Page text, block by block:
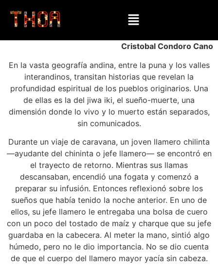
Cristobal Condoro Cano
En la vasta geografía andina, entre la puna y los valles
interandinos, transitan historias que revelan la
profundidad espiritual de los pueblos originarios. Una
de ellas es la del jiwa iki, el sueño-muerte, una
dimensión donde lo vivo y lo muerto están separados,
sin comunicados.
Durante un viaje de caravana, un joven llamero chilinta
—ayudante del chininta o jefe llamero— se encontró en
el trayecto de retorno. Mientras sus llamas
descansaban, encendió una fogata y comenzó a
preparar su infusión. Entonces reflexionó sobre los
sueños que había tenido la noche anterior. En uno de
ellos, su jefe llamero le entregaba una bolsa de cuero
con un poco del tostado de maíz y charque que su jefe
guardaba en la cabecera. Al meter la mano, sintió algo
húmedo, pero no le dio importancia. No se dio cuenta
de que el cuerpo del llamero mayor yacía sin cabeza.